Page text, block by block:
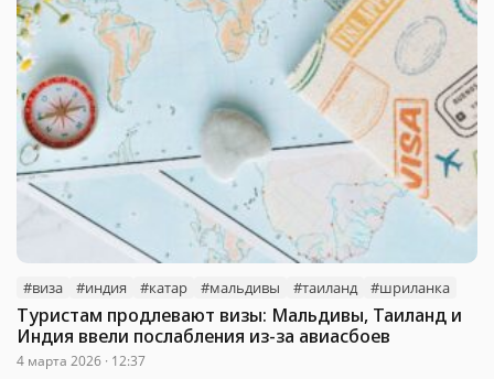
#виза #индия #катар #мальдивы #таиланд #шриланка
Туристам продлевают визы: Мальдивы, Таиланд и
Индия ввели послабления из-за авиасбоев
4 марта 2026 · 12:37